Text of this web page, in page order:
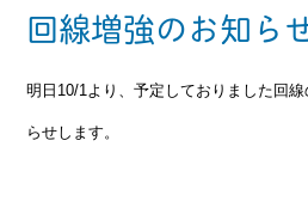
回線増強のお知ら
明日10/1より、予定しておりました回
らせします。